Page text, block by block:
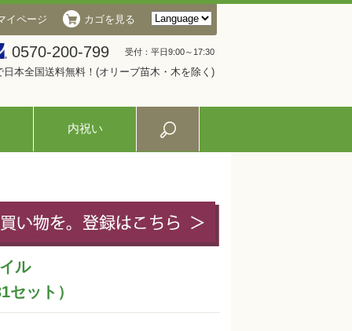
イページ カゴを見る
0570-200-799 受付：平日9:00～17:30
本全国送料無料！(オリーブ苗木・木を除く)
内祝い
ル
ット）